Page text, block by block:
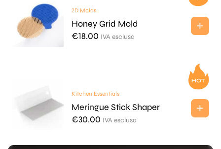
2D Molds
Honey Grid Mold
€18.00 IVA esclusa
Kitchen Essentials
Meringue Stick Shaper
€30.00 IVA esclusa